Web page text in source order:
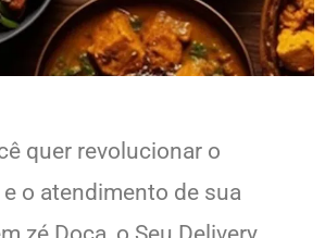
quer revolucionar o
e o atendimento de sua